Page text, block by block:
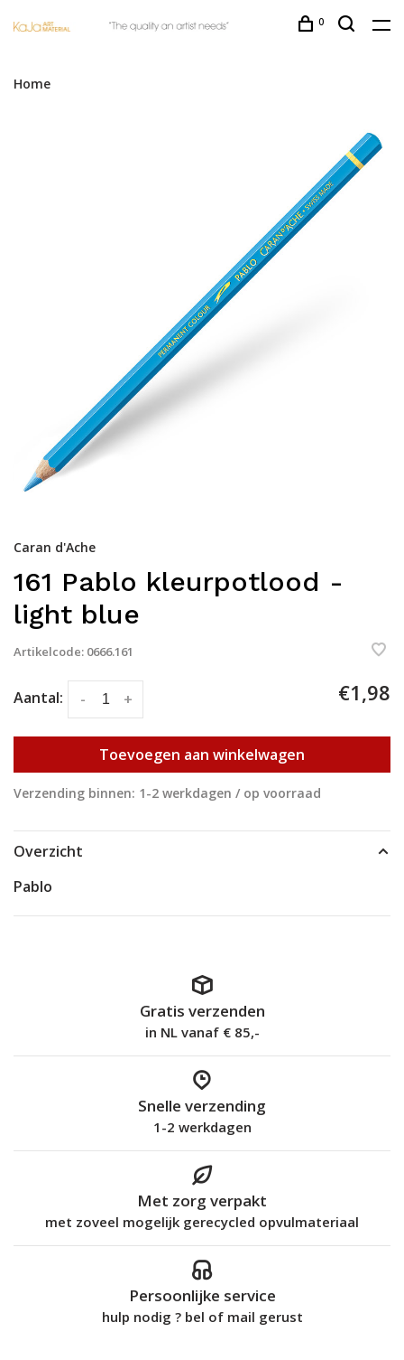
0
Home
Caran d'Ache
161 Pablo kleurpotlood -
light blue
Artikelcode: 0666.161
Aantal: +
- €1,98
Toevoegen aan winkelwagen
Verzending binnen: 1-2 werkdagen / op voorraad
Overzicht
Pablo
Gratis verzenden
in NL vanaf € 85,-
Snelle verzending
1-2 werkdagen
Met zorg verpakt
met zoveel mogelijk gerecycled opvulmateriaal
Persoonlijke service
hulp nodig ? bel of mail gerust